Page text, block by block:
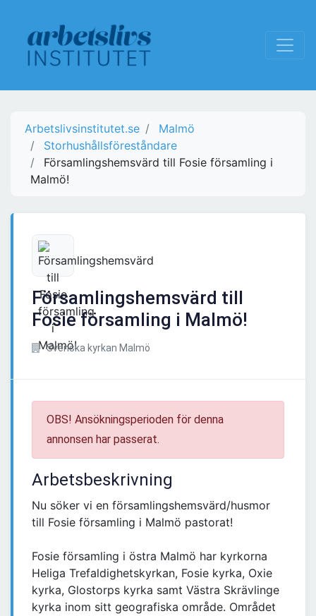
Arbetslivsinstitutet.se
Malmö
Storhushållsföreståndare
Församlingshemsvärd till Fosie församling i
Malmö!
Församlingshemsvärd till
Fosie församling i Malmö!
Svenska kyrkan Malmö
OBS! Ansökningsperioden för denna
annonsen har passerat.
Arbetsbeskrivning
Nu söker vi en församlingshemsvärd/husmor
till Fosie församling i Malmö pastorat!
Fosie församling i östra Malmö har kyrkorna
Heliga Trefaldighetskyrkan, Fosie kyrka, Oxie
kyrka, Glostorps kyrka samt Västra Skrävlinge
kyrka inom sitt geografiska område. Området